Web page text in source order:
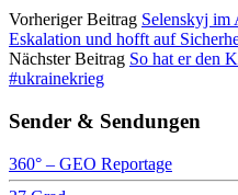
Vorheriger Beitrag Selenskyj
Eskalation und hofft auf
Nächster Beitrag So hat er den
#ukrainekrieg
Sender & Sendungen
360° – GEO Reportage